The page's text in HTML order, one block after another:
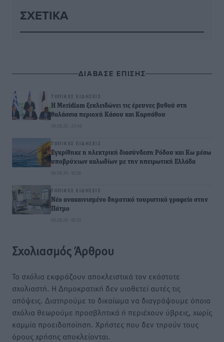
ΣΧΕΤΙΚΆ
ΔΙΑΒΑΣΕ ΕΠΙΣΗΣ
ΤΟΠΙΚΈΣ ΕΙΔΉΣΕΙΣ
Η Meridiam ξεκλειδώνει τις έρευνες βυθού στη
θαλάσσια περιοχή Κάσου και Καρπάθου
06.08.26 · 20:49
ΤΟΠΙΚΈΣ ΕΙΔΉΣΕΙΣ
Εγκρίθηκε η ηλεκτρική διασύνδεση Ρόδου και Κω μέσω
υποβρύχιων καλωδίων με την ηπειρωτική Ελλάδα
06.08.26 · 18:58
ΤΟΠΙΚΈΣ ΕΙΔΉΣΕΙΣ
Νέο ανακαινισμένο δημοτικό τουριστικό γραφείο στην
Πάτμο
06.08.26 · 18:39
Σχολιασμός Άρθρου
Τα σχόλια εκφράζουν αποκλειστικά τον εκάστοτε
σχολιαστή. Η Δημοκρατική δεν υιοθετεί αυτές τις
απόψεις. Διατηρούμε το δικαίωμα να διαγράψουμε όποια
σχόλια θεωρούμε προσβλητικά ή περιέχουν ύβρεις, χωρίς
καμμία προειδοποίηση. Χρήστες που δεν τηρούν τους
όρους χρήσης αποκλείονται.